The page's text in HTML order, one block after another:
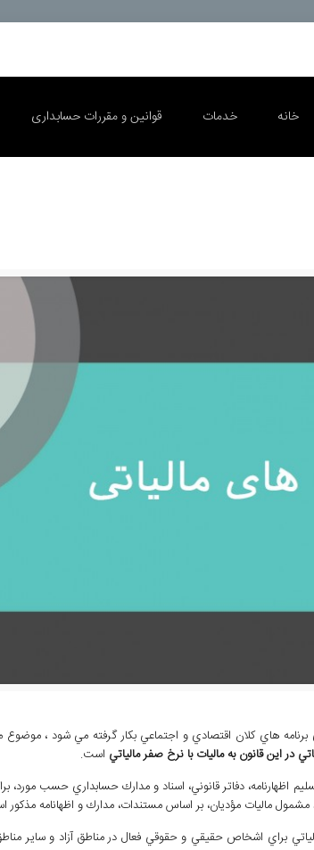
خانه خدمات قوانین و مقررات حسابداری
هاي کلان اقتصادي و اجتماعي بکار گرفته مي شود ، موضوع
در اين قانون به ماليات با نرخ صفر مالياتي است.
اظهارنامه، دفاتر قانوني، اسناد و مدارك حسابداري حسب
مشمول ماليات مؤديان، بر اساس مستندات، مدارك و اظهانامه
براي اشخاص حقيقي و حقوقي فعال در مناطق آزاد و ساير